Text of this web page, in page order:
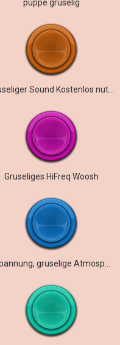
puppe gruselig
Gruseliger Sound Kostenlos nutzbar
Gruseliges HiFreq Woosh